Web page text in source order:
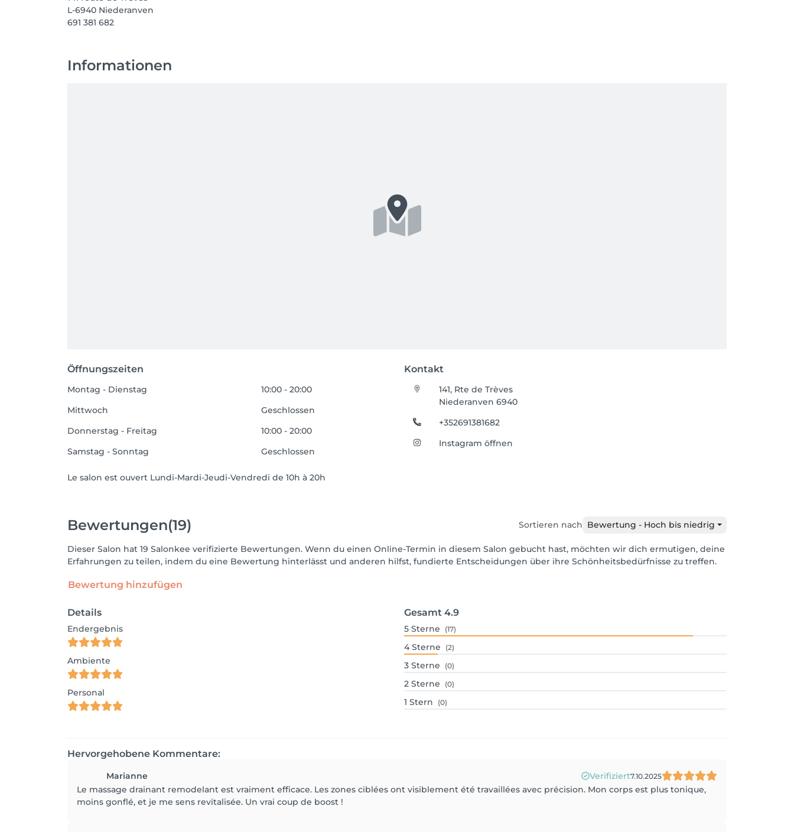
L-6940 Niederanven
691 381 682
Informationen
Öffnungszeiten Kontakt
Montag - Dienstag
10:00 - 20:00
Mittwoch
Geschlossen
Donnerstag - Freitag
10:00 - 20:00
Samstag - Sonntag
Geschlossen
Le salon est ouvert Lundi-Mardi-Jeudi-Vendredi de 10h à 20h
141, Rte de Trèves
Niederanven 6940
+352691381682
Instagram öffnen
Bewertungen(19) Sortieren nach Bewertung - Hoch bis niedrig
Dieser Salon hat 19 Salonkee verifizierte Bewertungen. Wenn du einen Online-Termin in diesem Salon gebucht hast, möchten wir dich ermutigen, deine
Erfahrungen zu teilen, indem du eine Bewertung hinterlässt und anderen hilfst, fundierte Entscheidungen über ihre Schönheitsbedürfnisse zu treffen.
Bewertung hinzufügen
Details
Endergebnis
Ambiente
Personal
Gesamt 4.9
5 Sterne (17)
4 Sterne (2)
3 Sterne (0)
2 Sterne (0)
1 Stern (0)
Hervorgehobene Kommentare:
Marianne Verifiziert7.10.2025
Le massage drainant remodelant est vraiment efficace. Les zones ciblées ont visiblement été travaillées avec précision. Mon corps est plus tonique,
moins gonflé, et je me sens revitalisée. Un vrai coup de boost !